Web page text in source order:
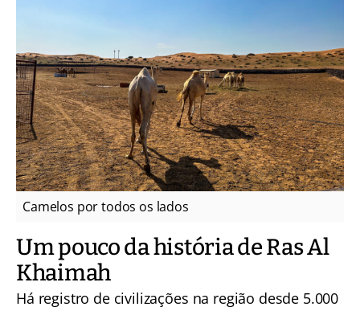
Camelos por todos os lados
Um pouco da história de Ras Al
Khaimah
Há registro de civilizações na região desde 5.000